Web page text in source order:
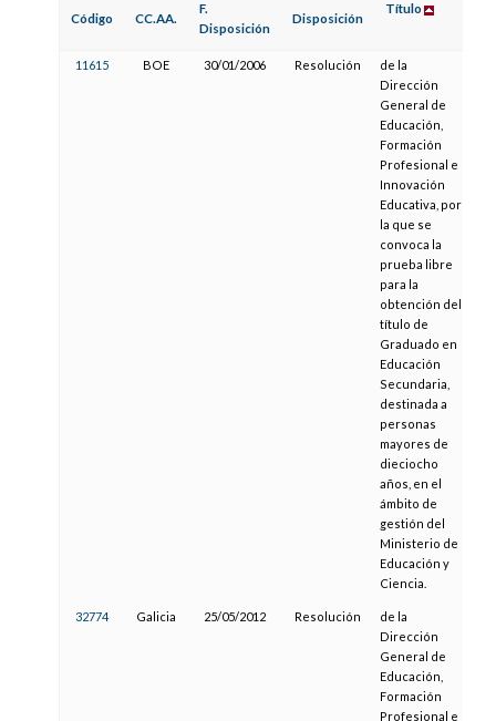
Código CC.AA.
F.
Disposición
Disposición
Título
11615 BOE 30/01/2006 Resolución
de la
Dirección
General de
Educación,
Formación
Profesional e
Innovación
Educativa, por
la que se
convoca la
prueba libre
para la
obtención del
título de
Graduado en
Educación
Secundaria,
destinada a
personas
mayores de
dieciocho
años, en el
ámbito de
gestión del
Ministerio de
Educación y
Ciencia.
32774 Galicia 25/05/2012 Resolución
de la
Dirección
General de
Educación,
Formación
Profesional e